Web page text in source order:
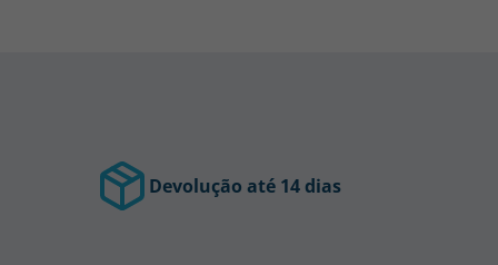
Devolução até 14 dias